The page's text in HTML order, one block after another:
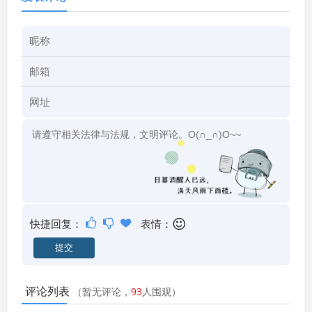
快捷回复： 表情：
评论列表 （暂无评论， 93人围观）